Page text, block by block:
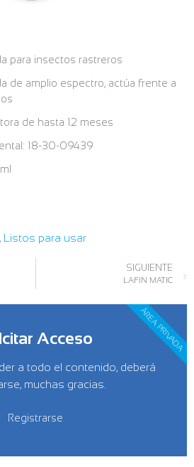
para insectos rastreros
de amplio espectro, actúa frente a
de hasta 12 meses
18-30-09439
, Listos para usar
SIGUIENTE
LAFIN MATIC
Acceso
a todo el contenido, deberá
muchas gracias.
Registrarse
ÁREA PRIVADA